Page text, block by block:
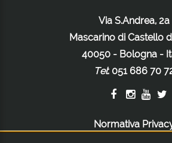
Via S.Andrea, 2a
Mascarino di Castello
40050 - Bologna -
Tel: 051 686 70
Normativa